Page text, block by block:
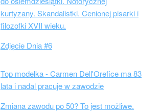
kurtyzany. Skandalistki. Cenionej pisarki i
filozofki XVII wieku.
Zdjęcie Dnia #6
Top modelka - Carmen Dell'Orefice ma 83
lata i nadal pracuje w zawodzie
Zmiana zawodu po 50? To jest możliwe.